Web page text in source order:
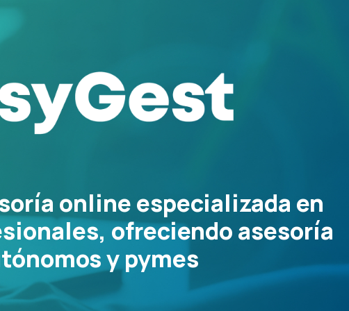
online especializada en
ofreciendo asesoría
y pymes